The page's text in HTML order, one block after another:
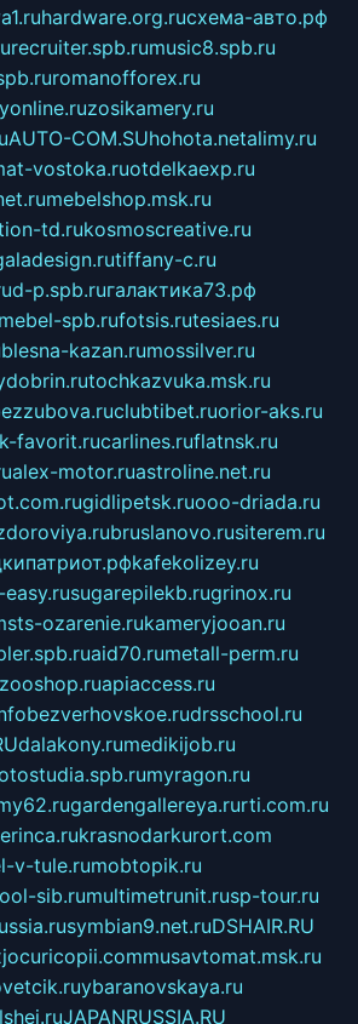
hardware.org.ruсхема-авто.рф
recruiter.spb.rumusic8.spb.ru
romanofforex.ru
zosikamery.ru
AUTO-COM.SUhohota.netalimy.ru
vostoka.ruotdelkaexp.ru
mebelshop.msk.ru
td.rukosmoscreative.ru
tiffany-c.ru
d-p.spb.ruгалактика73.рф
spb.rufotsis.rutesiaes.ru
blesna-kazan.rumossilver.ru
tochkazvuka.msk.ru
clubtibet.ruorior-aks.ru
favorit.rucarlines.ruflatnsk.ru
alex-motor.ruastroline.net.ru
gidlipetsk.ruooo-driada.ru
bruslanovo.rusiterem.ru
kafekolizey.ru
sugarepilekb.rugrinox.ru
ozarenie.rukameryjooan.ru
aid70.rumetall-perm.ru
apiaccess.ru
bezverhovskoe.rudrsschool.ru
dalakony.rumedikijob.ru
myragon.ru
gardengallereya.rurti.com.ru
krasnodarkurort.com
v-tule.rumobtopik.ru
sib.rumultimetrunit.rusp-tour.ru
symbian9.net.ruDSHAIR.RU
musavtomat.msk.ru
ybaranovskaya.ru
JAPANRUSSIA.RU